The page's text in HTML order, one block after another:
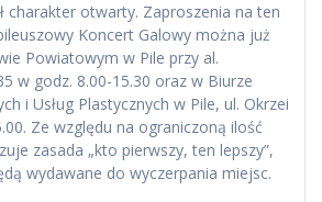
charakter otwarty. Zaproszenia na ten
Koncert Galowy można już
Powiatowym w Pile przy al.
w godz. 8.00-15.30 oraz w Biurze
i Usług Plastycznych w Pile, ul. Okrzei
Ze względu na ograniczoną ilość
zasada „kto pierwszy, ten lepszy”,
wydawane do wyczerpania miejsc.